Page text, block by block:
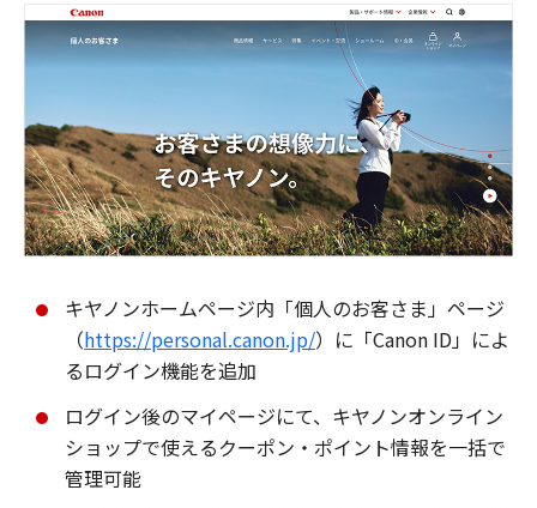
キヤノンホームページ内「個人のお客さま」ページ
（https://personal.canon.jp/）に「Canon ID」によ
るログイン機能を追加
ログイン後のマイページにて、キヤノンオンライン
ショップで使えるクーポン・ポイント情報を一括で
管理可能